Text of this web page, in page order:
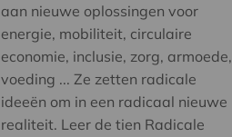
aan nieuwe oplossingen voor
energie, mobiliteit, circulaire
economie, inclusie, zorg, armoede,
voeding ... Ze zetten radicale
ideeën om in een radicaal nieuwe
realiteit. Leer de tien Radicale